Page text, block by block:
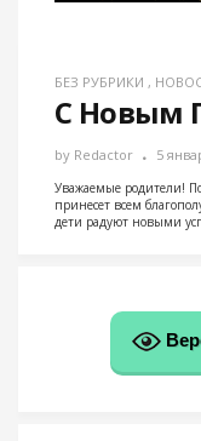
БЕЗ РУБРИКИ ,
С Новым
by Redactor 5
Уважаемые родители!
принесет всем
дети радуют новыми